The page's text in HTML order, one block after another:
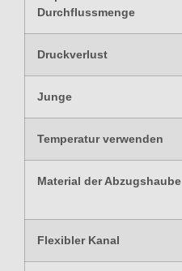
Durchflussmenge
Druckverlust
Junge
Temperatur verwenden
Material der Abzugshaube
Flexibler Kanal